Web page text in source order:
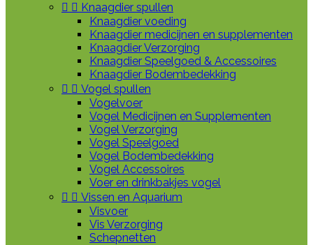
  Knaagdier spullen
Knaagdier voeding
Knaagdier medicijnen en supplementen
Knaagdier Verzorging
Knaagdier Speelgoed & Accessoires
Knaagdier Bodembedekking
  Vogel spullen
Vogelvoer
Vogel Medicijnen en Supplementen
Vogel Verzorging
Vogel Speelgoed
Vogel Bodembedekking
Vogel Accessoires
Voer en drinkbakjes vogel
  Vissen en Aquarium
Visvoer
Vis Verzorging
Schepnetten